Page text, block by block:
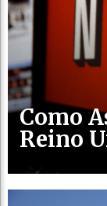
Como
Reino